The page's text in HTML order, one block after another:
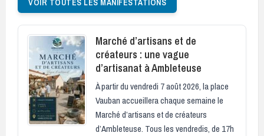
VOIR TOUTES LES MANIFESTATIONS
Marché d’artisans et de
créateurs : une vague
d’artisanat à Ambleteuse
À partir du vendredi 7 août 2026, la place
Vauban accueillera chaque semaine le
Marché d’artisans et de créateurs
d’Ambleteuse. Tous les vendredis, de 17h